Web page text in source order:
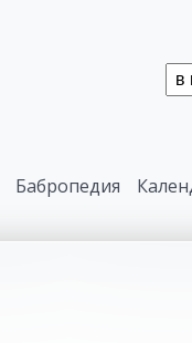
Бабропедия